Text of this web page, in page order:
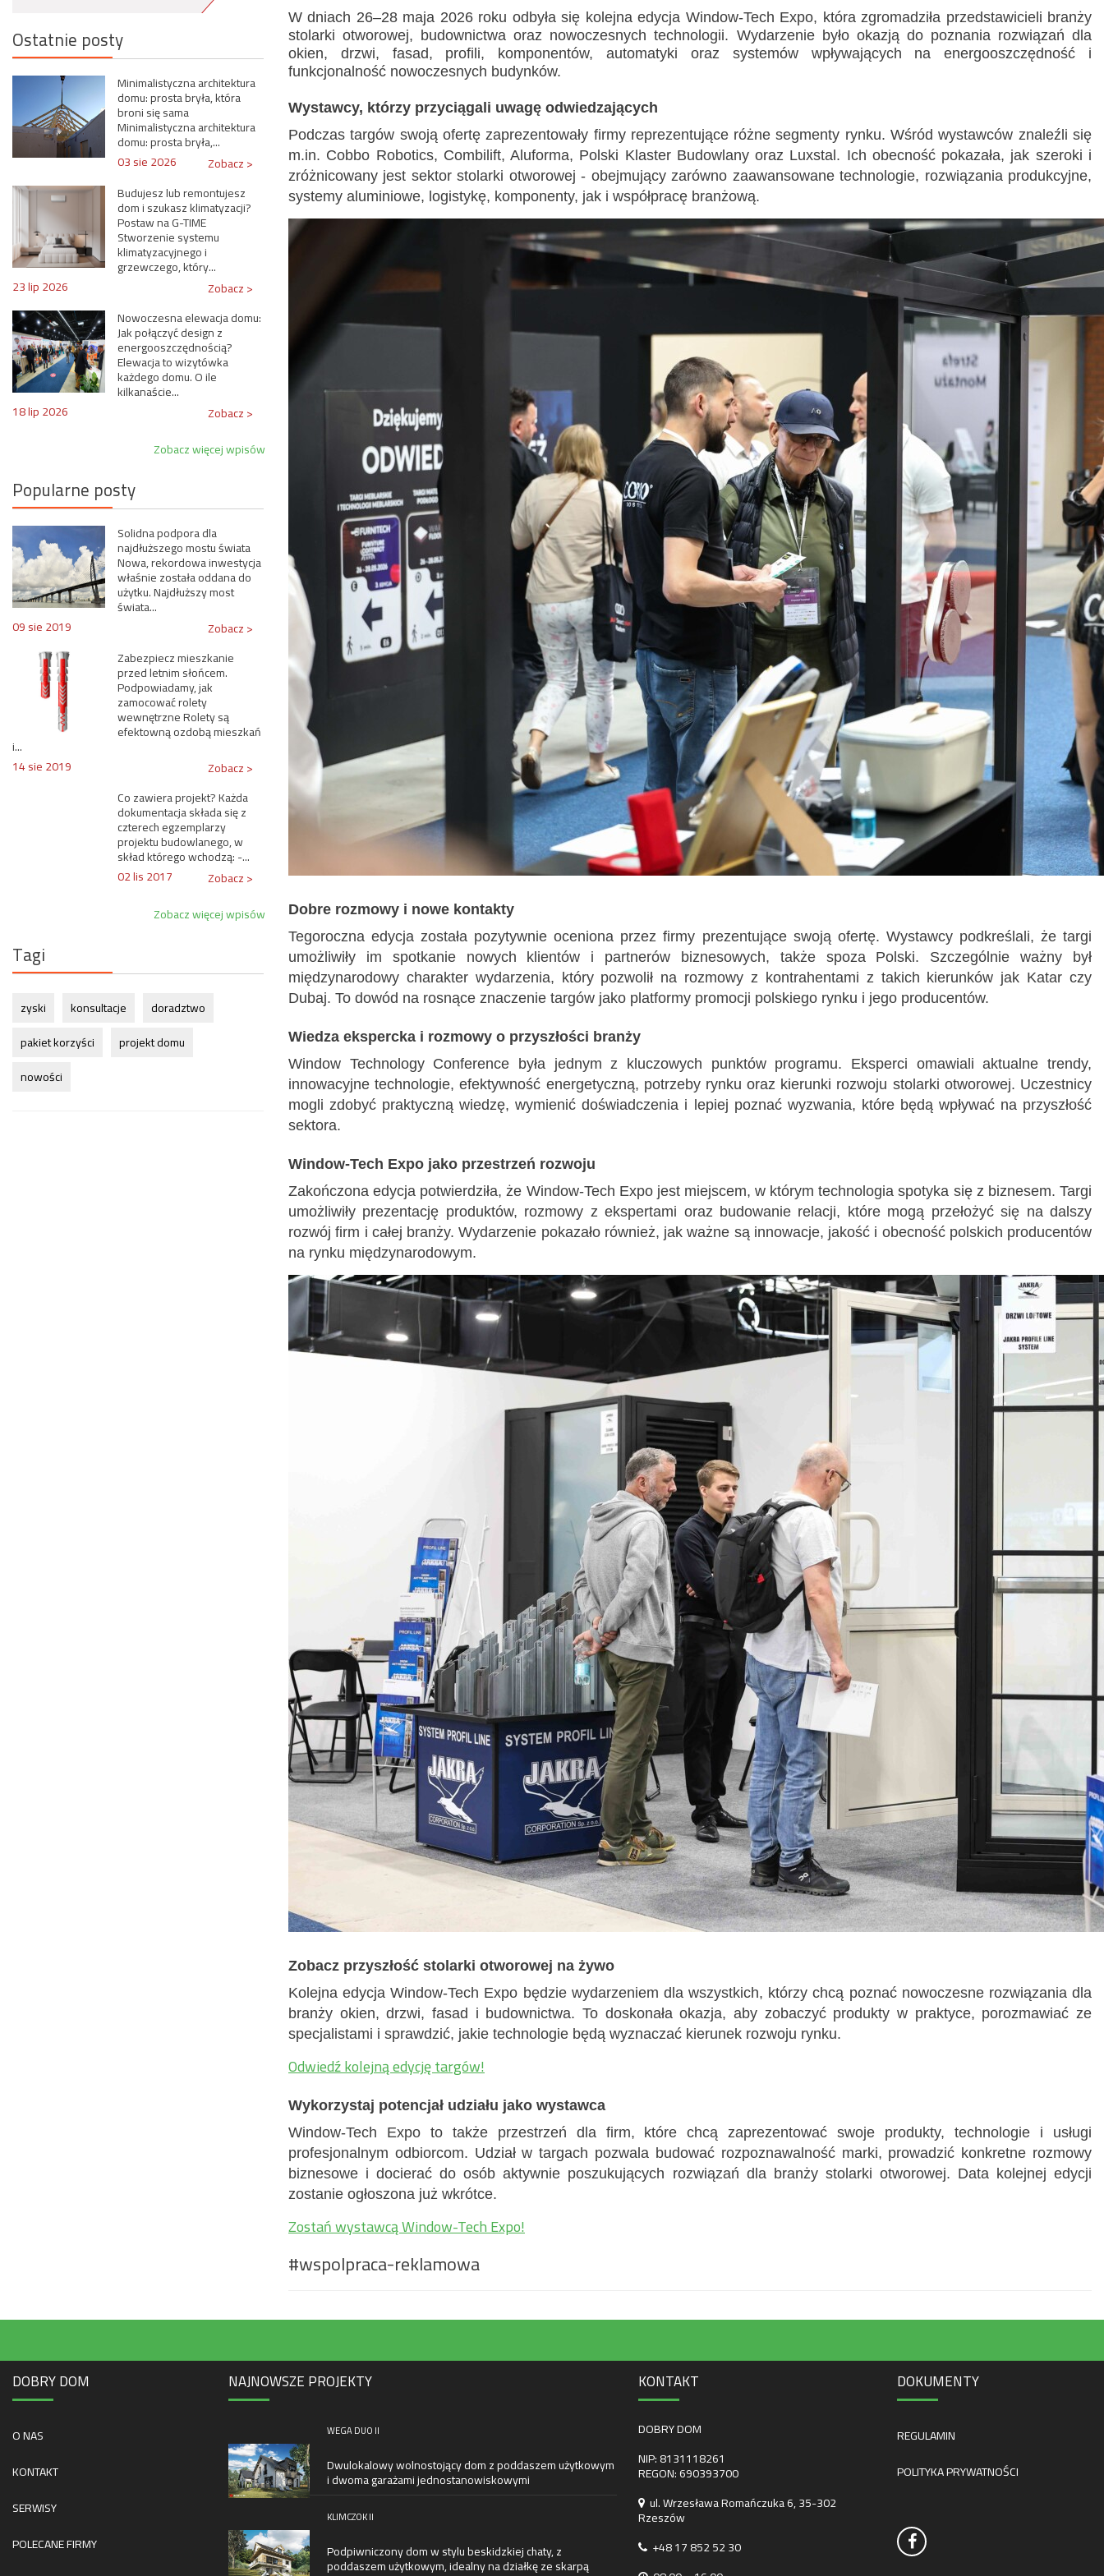
Szukaj Wyszukiwanie zaawansowane
Ostatnie posty
Minimalistyczna architektura
domu: prosta bryła, która
broni się sama
Minimalistyczna architektura
domu: prosta bryła,...
03 sie 2026
Zobacz >
Budujesz lub remontujesz
dom i szukasz klimatyzacji?
Postaw na G-TIME
Stworzenie systemu
klimatyzacyjnego i
grzewczego, który...
23 lip 2026
Zobacz >
Nowoczesna elewacja domu:
Jak połączyć design z
energooszczędnością?
Elewacja to wizytówka
każdego domu. O ile
kilkanaście...
18 lip 2026
Zobacz >
Zobacz więcej wpisów
Popularne posty
Solidna podpora dla
najdłuższego mostu świata
Nowa, rekordowa inwestycja
właśnie została oddana do
użytku. Najdłuższy most
świata...
09 sie 2019
Zobacz >
Zabezpiecz mieszkanie
przed letnim słońcem.
Podpowiadamy, jak
zamocować rolety
wewnętrzne Rolety są
efektowną ozdobą mieszkań
i...
14 sie 2019
Zobacz >
Co zawiera projekt? Każda
dokumentacja składa się z
czterech egzemplarzy
projektu budowlanego, w
skład którego wchodzą: -...
02 lis 2017
Zobacz >
Zobacz więcej wpisów
Tagi
zyski konsultacje
doradztwo
pakiet korzyści
projekt domu
nowości
W dniach 26–28 maja 2026 roku odbyła się kolejna edycja Window-Tech Expo, która zgromadziła przedstawicieli branży
stolarki otworowej, budownictwa oraz nowoczesnych technologii. Wydarzenie było okazją do poznania rozwiązań dla
okien, drzwi, fasad, profili, komponentów, automatyki oraz systemów wpływających na energooszczędność i
funkcjonalność nowoczesnych budynków.
Wystawcy, którzy przyciągali uwagę odwiedzających
Podczas targów swoją ofertę zaprezentowały firmy reprezentujące różne segmenty rynku. Wśród wystawców znaleźli się
m.in. Cobbo Robotics, Combilift, Aluforma, Polski Klaster Budowlany oraz Luxstal. Ich obecność pokazała, jak szeroki i
zróżnicowany jest sektor stolarki otworowej - obejmujący zarówno zaawansowane technologie, rozwiązania produkcyjne,
systemy aluminiowe, logistykę, komponenty, jak i współpracę branżową.
Dobre rozmowy i nowe kontakty
Tegoroczna edycja została pozytywnie oceniona przez firmy prezentujące swoją ofertę. Wystawcy podkreślali, że targi
umożliwiły im spotkanie nowych klientów i partnerów biznesowych, także spoza Polski. Szczególnie ważny był
międzynarodowy charakter wydarzenia, który pozwolił na rozmowy z kontrahentami z takich kierunków jak Katar czy
Dubaj. To dowód na rosnące znaczenie targów jako platformy promocji polskiego rynku i jego producentów.
Wiedza ekspercka i rozmowy o przyszłości branży
Window Technology Conference była jednym z kluczowych punktów programu. Eksperci omawiali aktualne trendy,
innowacyjne technologie, efektywność energetyczną, potrzeby rynku oraz kierunki rozwoju stolarki otworowej. Uczestnicy
mogli zdobyć praktyczną wiedzę, wymienić doświadczenia i lepiej poznać wyzwania, które będą wpływać na przyszłość
sektora.
Window-Tech Expo jako przestrzeń rozwoju
Zakończona edycja potwierdziła, że Window-Tech Expo jest miejscem, w którym technologia spotyka się z biznesem. Targi
umożliwiły prezentację produktów, rozmowy z ekspertami oraz budowanie relacji, które mogą przełożyć się na dalszy
rozwój firm i całej branży. Wydarzenie pokazało również, jak ważne są innowacje, jakość i obecność polskich producentów
na rynku międzynarodowym.
Zobacz przyszłość stolarki otworowej na żywo
Kolejna edycja Window-Tech Expo będzie wydarzeniem dla wszystkich, którzy chcą poznać nowoczesne rozwiązania dla
branży okien, drzwi, fasad i budownictwa. To doskonała okazja, aby zobaczyć produkty w praktyce, porozmawiać ze
specjalistami i sprawdzić, jakie technologie będą wyznaczać kierunek rozwoju rynku.
Odwiedź kolejną edycję targów!
Wykorzystaj potencjał udziału jako wystawca
Window-Tech Expo to także przestrzeń dla firm, które chcą zaprezentować swoje produkty, technologie i usługi
profesjonalnym odbiorcom. Udział w targach pozwala budować rozpoznawalność marki, prowadzić konkretne rozmowy
biznesowe i docierać do osób aktywnie poszukujących rozwiązań dla branży stolarki otworowej. Data kolejnej edycji
zostanie ogłoszona już wkrótce.
Zostań wystawcą Window-Tech Expo!
#wspolpraca-reklamowa
DOBRY DOM
O NAS
KONTAKT
SERWISY
POLECANE FIRMY
NAJNOWSZE PROJEKTY
WEGA DUO II
Dwulokalowy wolnostojący dom z poddaszem użytkowym
i dwoma garażami jednostanowiskowymi
KLIMCZOK II
Podpiwniczony dom w stylu beskidzkiej chaty, z
poddaszem użytkowym, idealny na działkę ze skarpą
KONTAKT
DOBRY DOM
NIP: 8131118261
REGON: 690393700
ul. Wrzesława Romańczuka 6, 35-302
Rzeszów
+48 17 852 52 30
DOKUMENTY
REGULAMIN
POLITYKA PRYWATNOŚCI